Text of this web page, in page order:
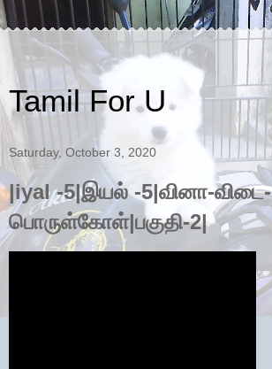
Tamil For U
Saturday, October 3, 2020
|iyal -5|இயல் -5|வினா-விடை-
பொருள்கோள்|பகுதி-2|